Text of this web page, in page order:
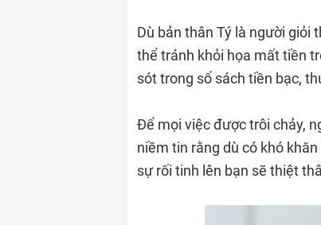
Dù bản thân Tý là người giỏi
thể tránh khỏi họa mất tiền
sót trong sổ sách tiền bạc,
Để mọi việc được trôi chảy,
niềm tin rằng dù có khó
sự rối tinh lên bạn sẽ thiệt